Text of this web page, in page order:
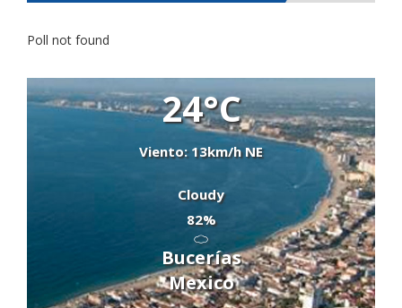
Poll not found
24°C
Viento: 13km/h NE
Cloudy
82%
Bucerías
Mexico